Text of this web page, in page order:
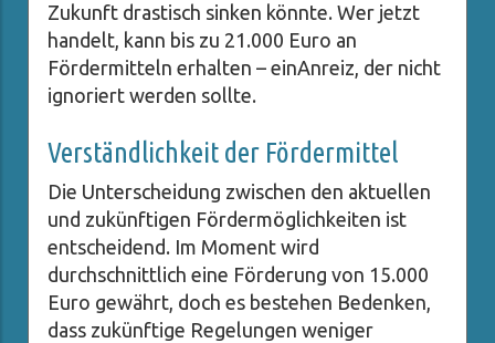
Zukunft drastisch sinken könnte. Wer jetzt
handelt, kann bis zu 21.000 Euro an
Fördermitteln erhalten – einAnreiz, der nicht
ignoriert werden sollte.
Verständlichkeit der Fördermittel
Die Unterscheidung zwischen den aktuellen
und zukünftigen Fördermöglichkeiten ist
entscheidend. Im Moment wird
durchschnittlich eine Förderung von 15.000
Euro gewährt, doch es bestehen Bedenken,
dass zukünftige Regelungen weniger